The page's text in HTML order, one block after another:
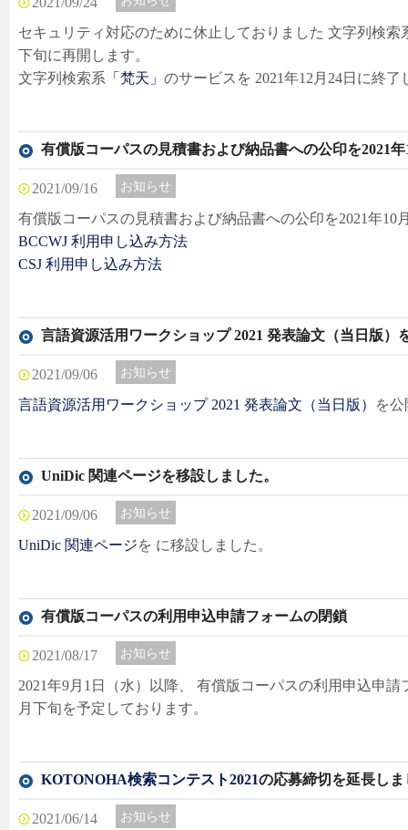
セキュリティ対応のために休止しておりました 文字列検索
下旬に再開します。
文字列検索系 「梵天」 のサービスを 2021年12月24日に終了
有償版コーパスの見積書および納品書への公印を2021
2021/09/16 お知らせ
有償版コーパスの見積書および納品書への公印を2021年10
BCCWJ 利用申し込み方法
CSJ 利用申し込み方法
言語資源活用ワークショップ 2021 発表論文（当日版）
2021/09/06 お知らせ
言語資源活用ワークショップ 2021 発表論文（当日版） を
UniDic 関連ページを移設しました。
2021/09/06 お知らせ
UniDic 関連ページを に移設しました。
有償版コーパスの利用申込申請フォームの閉鎖
2021/08/17 お知らせ
2021年9月1日（水）以降、 有償版コーパスの利用申込申
月下旬を予定しております。
KOTONOHA検索コンテスト2021の応募締切を延長しま
2021/06/14 お知らせ